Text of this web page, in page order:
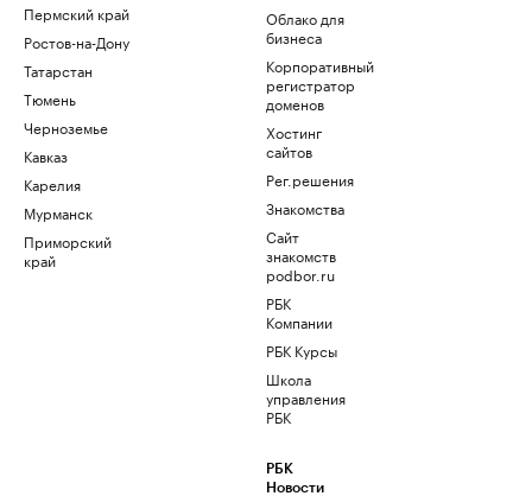
Пермский край
Ростов-на-Дону
Татарстан
Тюмень
Черноземье
Кавказ
Карелия
Мурманск
Приморский
край
Облако для
бизнеса
Корпоративный
регистратор
доменов
Хостинг
сайтов
Рег.решения
Знакомства
Сайт
знакомств
podbor.ru
РБК
Компании
РБК Курсы
Школа
управления
РБК
РБК
Новости